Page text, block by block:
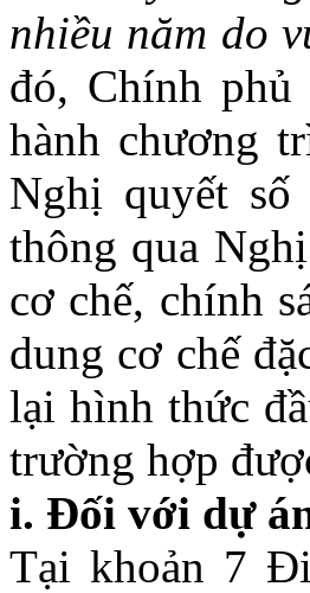
nhiều năm do
đó, Chính phủ
hành chương
Nghị quyết số
thông qua
cơ chế, chính
dung cơ chế
lại hình thức
trường hợp
i. Đối với dự
Tại khoản 7